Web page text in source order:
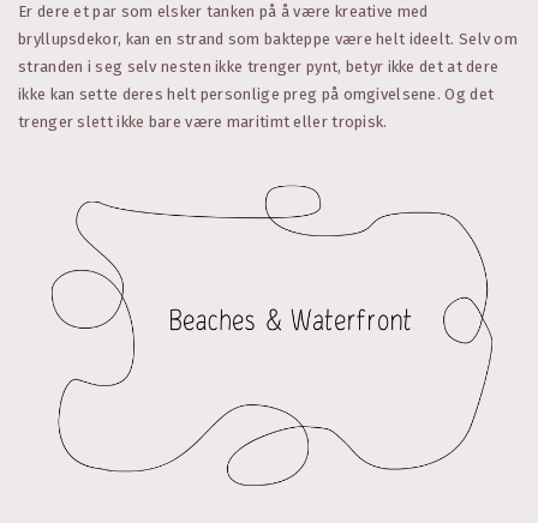
Er dere et par som elsker tanken på å være kreative med
bryllupsdekor, kan en strand som bakteppe være helt ideelt. Selv om
stranden i seg selv nesten ikke trenger pynt, betyr ikke det at dere
ikke kan sette deres helt personlige preg på omgivelsene. Og det
trenger slett ikke bare være maritimt eller tropisk.